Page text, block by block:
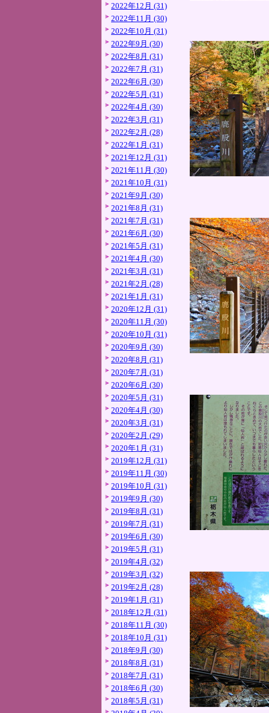
2022年12月 (31)
2022年11月 (30)
2022年10月 (31)
2022年9月 (30)
2022年8月 (31)
2022年7月 (31)
2022年6月 (30)
2022年5月 (31)
2022年4月 (30)
2022年3月 (31)
2022年2月 (28)
2022年1月 (31)
2021年12月 (31)
2021年11月 (30)
2021年10月 (31)
2021年9月 (30)
2021年8月 (31)
2021年7月 (31)
2021年6月 (30)
2021年5月 (31)
2021年4月 (30)
2021年3月 (31)
2021年2月 (28)
2021年1月 (31)
2020年12月 (31)
2020年11月 (30)
2020年10月 (31)
2020年9月 (30)
2020年8月 (31)
2020年7月 (31)
2020年6月 (30)
2020年5月 (31)
2020年4月 (30)
2020年3月 (31)
2020年2月 (29)
2020年1月 (31)
2019年12月 (31)
2019年11月 (30)
2019年10月 (31)
2019年9月 (30)
2019年8月 (31)
2019年7月 (31)
2019年6月 (30)
2019年5月 (31)
2019年4月 (32)
2019年3月 (32)
2019年2月 (28)
2019年1月 (31)
2018年12月 (31)
2018年11月 (30)
2018年10月 (31)
2018年9月 (30)
2018年8月 (31)
2018年7月 (31)
2018年6月 (30)
2018年5月 (31)